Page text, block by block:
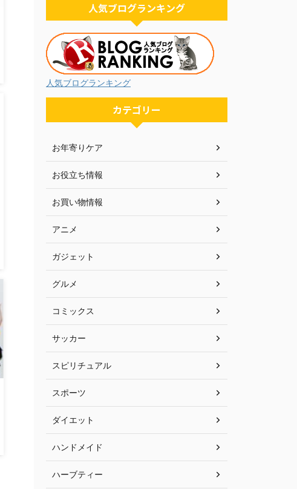
人気ブログランキング
人気ブログランキング
カテゴリー
お年寄りケア
お役立ち情報
お買い物情報
アニメ
ガジェット
グルメ
コミックス
サッカー
スピリチュアル
スポーツ
ダイエット
ハンドメイド
ハーブティー